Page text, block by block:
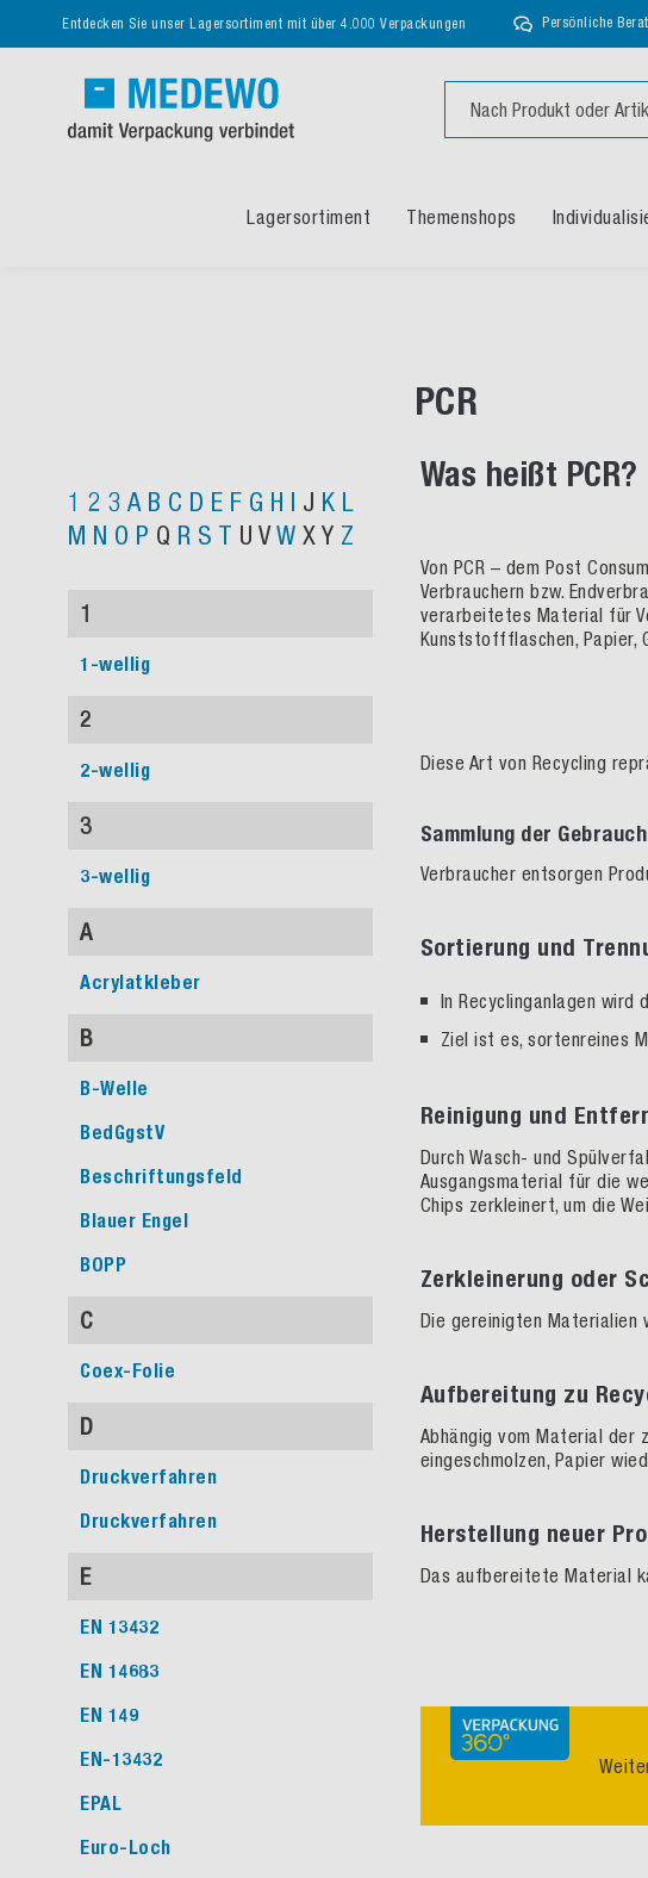
Entdecken Sie unser Lagersortiment mit über 4.000 Verpackungen Persönliche
Lagersortiment Themenshops
PCR
Was heißt PCR?
Von PCR – dem Post
Verbrauchern bzw.
verarbeitetes Material für
Kunststoffflaschen, Papier,
Diese Art von Recycling
Sammlung der
Verbraucher entsorgen
Sortierung und
In Recyclinganlagen
Ziel ist es, sortenreines
Reinigung und
Durch Wasch- und
Ausgangsmaterial für die
Chips zerkleinert, um die
Zerkleinerung oder
Die gereinigten Materialien
Aufbereitung zu
Abhängig vom Material der
eingeschmolzen, Papier
Herstellung neuer
Das aufbereiteteMaterial
1 2 3 A B C D E F G H I J K L
M N O P Q R S T U VW XY Z
1
1-wellig
2
2-wellig
3
3-wellig
A
Acrylatkleber
B
B-Welle
BedGgstV
Beschriftungsfeld
Blauer Engel
BOPP
C
Coex-Folie
D
Druckverfahren
Druckverfahren
E
EN 13432
EN 14683
EN 149
EN-13432
EPAL
Euro-Loch